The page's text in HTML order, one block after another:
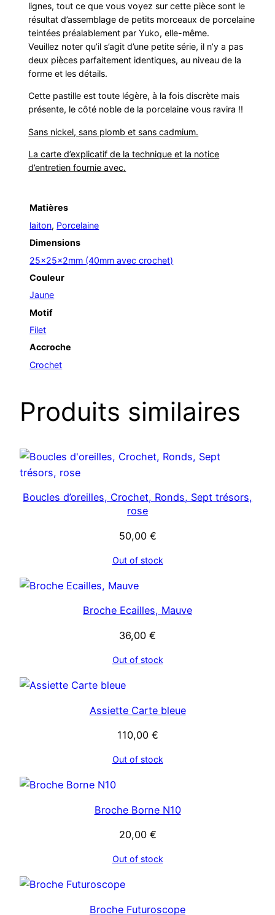
lignes, tout ce que vous voyez sur cette pièce sont le
résultat d’assemblage de petits morceaux de porcelaine
teintées préalablement par Yuko, elle-même.
Veuillez noter qu’il s’agit d’une petite série, il n’y a pas
deux pièces parfaitement identiques, au niveau de la
forme et les détails.
Cette pastille est toute légère, à la fois discrète mais
présente, le côté noble de la porcelaine vous ravira !!
Sans nickel, sans plomb et sans cadmium.
La carte d’explicatif de la technique et la notice
d’entretien fournie avec.
Matières
laiton, Porcelaine
Dimensions
25x25x2mm (40mm avec crochet)
Couleur
Jaune
Motif
Filet
Accroche
Crochet
Produits similaires
Boucles d’oreilles, Crochet, Ronds, Sept trésors,
rose
50,00 €
Out of stock
Broche Ecailles, Mauve
36,00 €
Out of stock
Assiette Carte bleue
110,00 €
Out of stock
Broche Borne N10
20,00 €
Out of stock
Broche Futuroscope